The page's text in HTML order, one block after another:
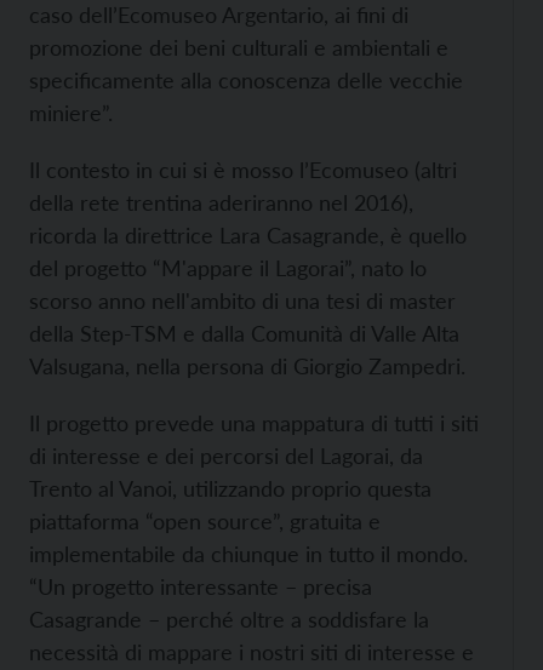
caso dell’Ecomuseo Argentario, ai fini di
promozione dei beni culturali e ambientali e
specificamente alla conoscenza delle vecchie
miniere”.
Il contesto in cui si è mosso l’Ecomuseo (altri
della rete trentina aderiranno nel 2016),
ricorda la direttrice Lara Casagrande, è quello
del progetto “M'appare il Lagorai”, nato lo
scorso anno nell'ambito di una tesi di master
della Step-TSM e dalla Comunità di Valle Alta
Valsugana, nella persona di Giorgio Zampedri.
Il progetto prevede una mappatura di tutti i siti
di interesse e dei percorsi del Lagorai, da
Trento al Vanoi, utilizzando proprio questa
piattaforma “open source”, gratuita e
implementabile da chiunque in tutto il mondo.
“Un progetto interessante – precisa
Casagrande – perché oltre a soddisfare la
necessità di mappare i nostri siti di interesse e